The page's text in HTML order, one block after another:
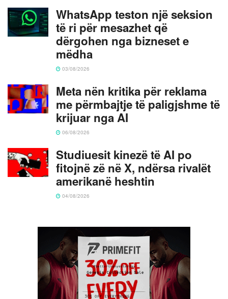
WhatsApp teston një seksion
të ri për mesazhet që
dërgohen nga bizneset e
mëdha
03/08/2026
Meta nën kritika për reklama
me përmbajtje të paligjshme të
krijuar nga AI
06/08/2026
Studiuesit kinezë të AI po
fitojnë zë në X, ndërsa rivalët
amerikanë heshtin
04/08/2026